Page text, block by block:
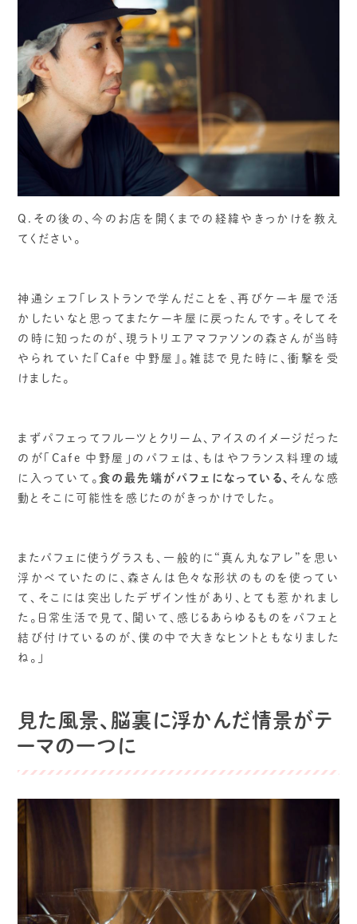
Q.その後の、今のお店を開くまでの経緯やきっかけを教え
てください。
神通シェフ「レストランで学んだことを、再びケーキ屋で活
かしたいなと思ってまたケーキ屋に戻ったんです。そしてそ
の時に知ったのが、現ラトリエアマファソンの森さんが当時
やられていた『Cafe 中野屋』。雑誌で見た時に、衝撃を受
けました。
まずパフェってフルーツとクリーム、アイスのイメージだった
のが「Cafe 中野屋」のパフェは、もはやフランス料理の域
に入っていて。 食の最先端がパフェになっている、 そんな感
動とそこに可能性を感じたのがきっかけでした。
またパフェに使うグラスも、一般的に“真ん丸なアレ”を思い
浮かべていたのに、森さんは色々な形状のものを使ってい
て、そこには突出したデザイン性があり、とても惹かれまし
た。日常生活で見て、聞いて、感じるあらゆるものをパフェと
結び付けているのが、僕の中で大きなヒントともなりました
ね。」
見た風景、脳裏に浮かんだ情景がテ
ーマの一つに